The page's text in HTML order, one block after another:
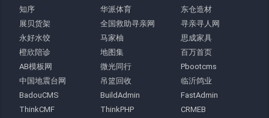
知序
华派体育
东仓造材
展贝货架
全国救助寻亲网
寻亲寻人网
永好水饺
马家柚
思成家具
橙欣陪诊
地图集
百万首页
AB模板网
微光同行
Pbootcms
中国地震台网
吊篮回收
临沂鸽业
BadouCMS
BuildAdmin
FastAdmin
ThinkCMF
ThinkPHP
CRMEB